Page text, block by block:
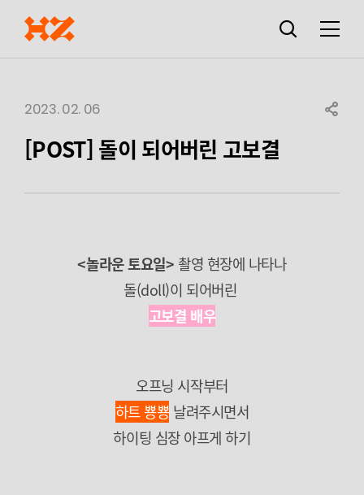
검색창
열기
메뉴
2023. 02. 06 SHARE
[POST] 돌이 되어버린 고보결
<놀라운 토요일> 촬영 현장에 나타나
돌(doll)이 되어버린
고보결 배우
오프닝 시작부터
하트 뿅뿅 날려주시면서
하이팅 심장 아프게 하기